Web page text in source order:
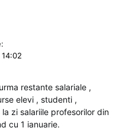
restante salariale ,
elevi , studenti ,
zi salariile profesorilor din
cu 1 ianuarie.